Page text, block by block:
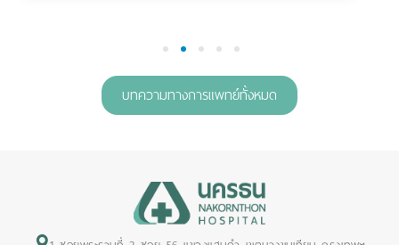
1 2 3 4 5
บทความทางการแพทย์ทั้งหมด